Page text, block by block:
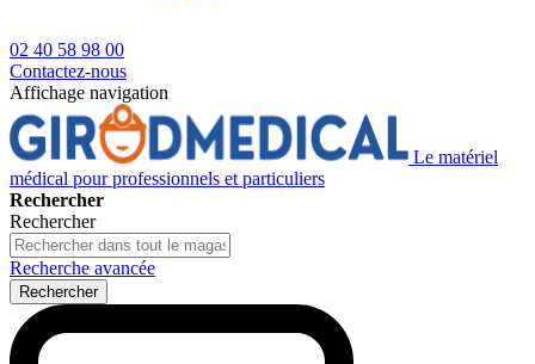
02 40 58 98 00
Contactez-nous
Affichage navigation
Le matériel
médical pour professionnels et particuliers
Rechercher
Rechercher
Recherche avancée
Rechercher